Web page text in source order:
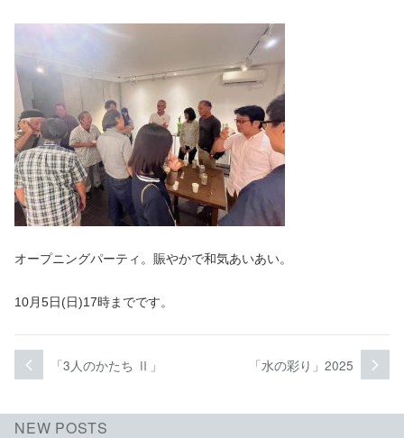
オープニングパーティ。賑やかで和気あいあい。
10月5日(日)17時までです。
投
稿
ナ
前
過「水の彩り」2025
次
次
稿:
「3人のかたち Ⅱ」
NEW POSTS